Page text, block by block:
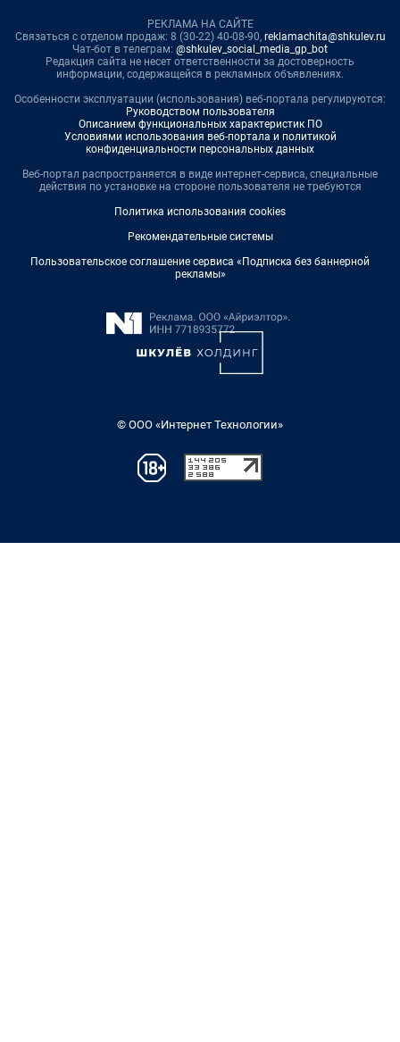
РЕКЛАМА НА САЙТЕ
Связаться с отделом продаж: 8 (30-22) 40-08-90, reklamachita@shkulev.ru
Чат-бот в телеграм: @shkulev_social_media_gp_bot
Редакция сайта не несет ответственности за достоверность
информации, содержащейся в рекламных объявлениях.
Особенности эксплуатации (использования) веб-портала регулируются:
Руководством пользователя
Описанием функциональных характеристик ПО
Условиями использования веб-портала и политикой
конфиденциальности персональных данных
Веб-портал распространяется в виде интернет-сервиса, специальные
действия по установке на стороне пользователя не требуются
Политика использования cookies
Рекомендательные системы
Пользовательское соглашение сервиса «Подписка без баннерной
рекламы»
© ООО «Интернет Технологии»